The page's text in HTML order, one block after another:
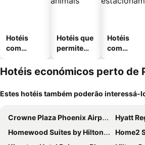
Hotéis
com
Hotéis que
permitem
Hotéis
com
mento
Hotéis económicos perto de
Estes hotéis também poderão interessá-
Crowne Plaza Phoenix Airport - Phx By Ihg
Hyatt
Homewood Suites by Hilton Phoenix Airport South
Home2